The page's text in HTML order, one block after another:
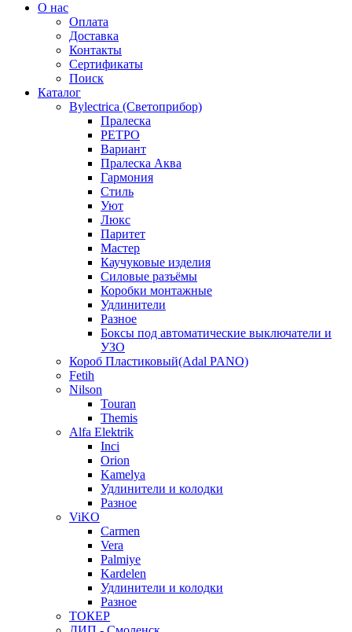
О нас
Оплата
Доставка
Контакты
Сертификаты
Поиск
Каталог
Bylectrica (Светоприбор)
Пралеска
РЕТРО
Вариант
Пралеска Аква
Гармония
Стиль
Уют
Люкс
Паритет
Мастер
Каучуковые изделия
Силовые разъёмы
Коробки монтажные
Удлинители
Разное
Боксы под автоматические выключатели и
УЗО
Короб Пластиковый(Adal PANO)
Fetih
Nilson
Touran
Themis
Alfa Elektrik
Inci
Orion
Kamelya
Удлинители и колодки
Разное
ViKO
Carmen
Vera
Palmiye
Kardelen
Удлинители и колодки
Разное
ТОКЕР